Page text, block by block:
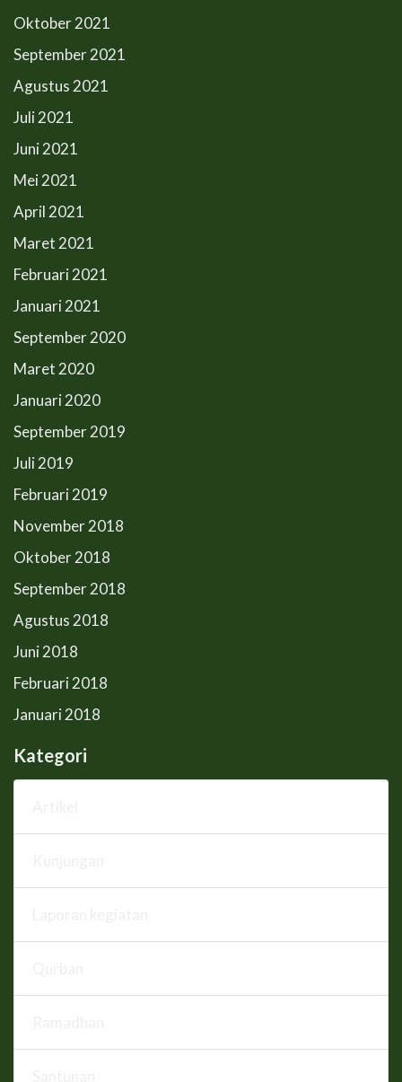
Oktober 2021
September 2021
Agustus 2021
Juli 2021
Juni 2021
Mei 2021
April 2021
Maret 2021
Februari 2021
Januari 2021
September 2020
Maret 2020
Januari 2020
September 2019
Juli 2019
Februari 2019
November 2018
Oktober 2018
September 2018
Agustus 2018
Juni 2018
Februari 2018
Januari 2018
Kategori